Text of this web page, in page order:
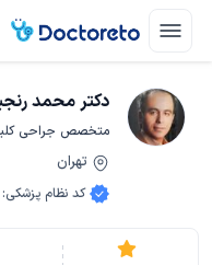
دکتر محمد
متخصص جراحی
تهران
کد نظام پزشکی: